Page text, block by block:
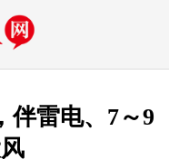
伴雷电、7～9